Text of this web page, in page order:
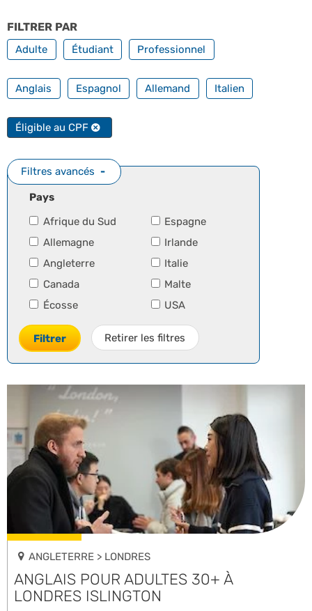
FILTRER PAR
Adulte Étudiant Professionnel
Anglais Espagnol Allemand Italien
Éligible au CPF
Filtres avancés
Pays
Afrique du Sud
Allemagne
Angleterre
Canada
Écosse
Espagne
Irlande
Italie
Malte
USA
Filtrer Retirer les filtres
ANGLETERRE > LONDRES
ANGLAIS POUR ADULTES 30+ À
LONDRES ISLINGTON